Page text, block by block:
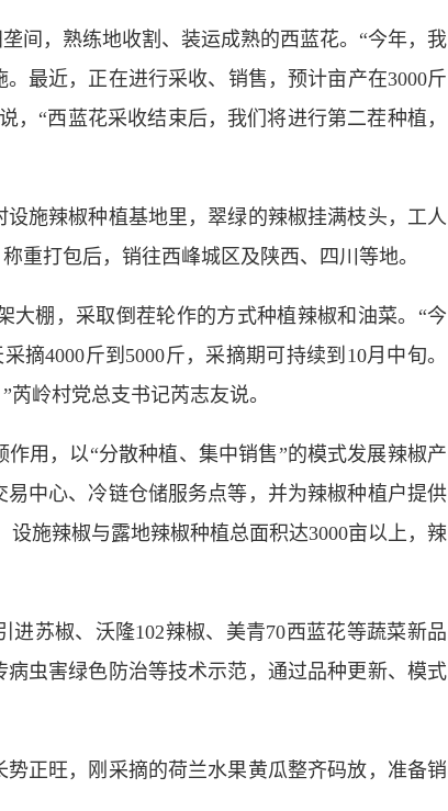
，熟练地收割、装运成熟的西蓝花。“今年，我
最近，正在进行采收、销售，预计亩产在3000斤
“西蓝花采收结束后，我们将进行第二茬种植，
施辣椒种植基地里，翠绿的辣椒挂满枝头，工人
重打包后，销往西峰城区及陕西、四川等地。
棚，采取倒茬轮作的方式种植辣椒和油菜。“今
4000斤到5000斤，采摘期可持续到10月中旬。
岭村党总支书记芮志友说。
用，以“分散种植、集中销售”的模式发展辣椒产
中心、冷链仓储服务点等，并为辣椒种植户提供
施辣椒与露地辣椒种植总面积达3000亩以上，辣
苏椒、沃隆102辣椒、美青70西蓝花等蔬菜新品
虫害绿色防治等技术示范，通过品种更新、模式
正旺，刚采摘的荷兰水果黄瓜整齐码放，准备销